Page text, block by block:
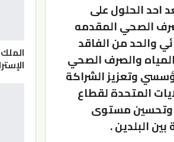
احد الحلول على
الصحي المقدمه
والحد من الفاقد
والصرف الصحي
وتعزيز الشراكة
المتحدة لقطاع
وتحسين مستوى
البلدين .